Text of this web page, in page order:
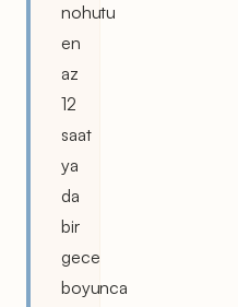
nohutu
en
az
12
saat
ya
da
bir
gece
boyunca